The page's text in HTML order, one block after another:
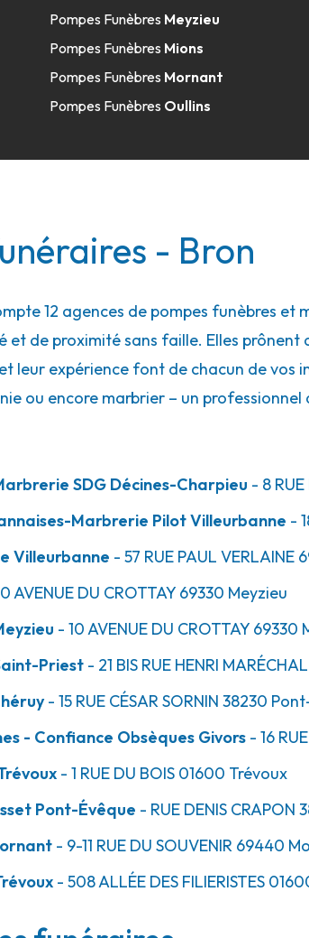
17.8km
23.1km
25.0km
25.3km
Pompes Funèbres Meyzieu
Pompes Funèbres Mions
Pompes Funèbres Mornant
Pompes Funèbres Oullins
- Bron
12 agences de pompes funèbres et
de proximité sans faille. Elles
leur expérience font de chacun de
ou encore marbrier – un professionnel
SDG Décines-Charpieu - 8 RUE
Marbrerie Pilot Villeurbanne -
Villeurbanne - 57 RUE PAUL VERLAINE
AVENUE DU CROTTAY 69330 Meyzieu
- 10 AVENUE DU CROTTAY 69330
Priest - 21 BIS RUE HENRI MARÉCHAL
- 15 RUE CÉSAR SORNIN 38230
- Confiance Obsèques Givors - 16
- 1 RUE DU BOIS 01600 Trévoux
Pont-Évêque - RUE DENIS CRAPON
- 9-11 RUE DU SOUVENIR 69440
- 508 ALLÉE DES FILIERISTES